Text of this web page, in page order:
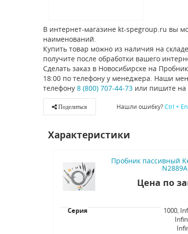
В интернет-магазине kt-spegroup.ru вы
наименований.
Купить товар можно из наличия на
получите после обработки вашего
Сделать заказ в Новосибирске на
18:00 по телефону у менеджера. Наши
телефону 8 (800) 707-44-73или пишите на
Поделиться Нашли ошибку?Ctrl +
Характеристики
Пробник пассивный
N2889A
Цена по
Серия
1000,